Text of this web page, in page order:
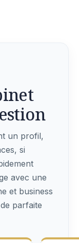
un profil,
si
avec une
et business
parfaite